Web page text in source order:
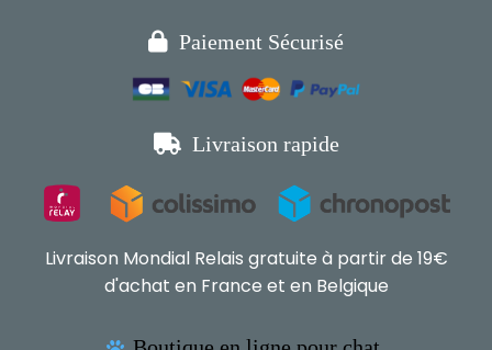
 Paiement Sécurisé
 Livraison rapide
Livraison Mondial Relais gratuite à partir de 19€
d'achat en France et en Belgique